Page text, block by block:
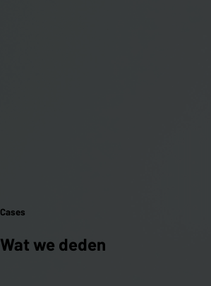
Cases
Wat we deden